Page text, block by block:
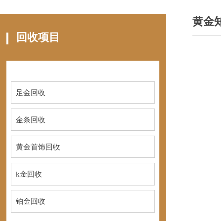
回收项目
足金回收
金条回收
黄金首饰回收
k金回收
铂金回收
黄金